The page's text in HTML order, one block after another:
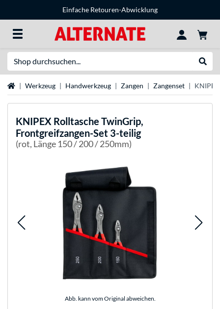
Einfache Retouren-Abwicklung
StartseiteWerkzeug Handwerkzeug Zangen Zangenset
KNIPEX Rolltasche TwinGrip,
Frontgreifzangen-Set 3-teilig
(rot, Länge 150 / 200 / 250mm)
Abb. kann vom Original abweichen.